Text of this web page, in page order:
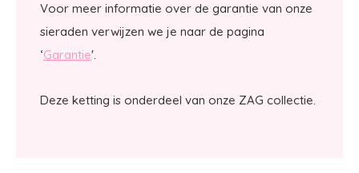
Voor meer informatie over de garantie van onze
sieraden verwijzen we je naar de pagina
‘Garantie'.
Deze ketting is onderdeel van onze ZAG collectie.